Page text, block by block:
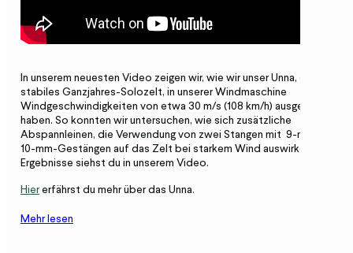
In unserem neuesten Video zeigen wir, wie wir unser Unna, ein sehr
stabiles Ganzjahres-Solozelt, in unserer Windmaschine
Windgeschwindigkeiten von etwa 30 m/s (108 km/h) ausgesetzt
haben. So konnten wir untersuchen, wie sich zusätzliche
Abspannleinen, die Verwendung von zwei Stangen mit 9-mm- oder
10-mm-Gestängen auf das Zelt bei starkem Wind auswirken. Die
Ergebnisse siehst du in unserem Video.
Hiererfährst du mehr über das Unna.
Mehr lesen